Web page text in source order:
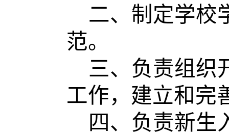
二、制定学校
范。
三、负责组织
工作，建立和完
四、负责新生